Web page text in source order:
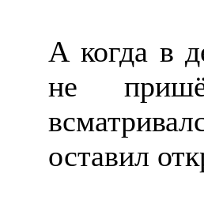
А когда в
не
оставил